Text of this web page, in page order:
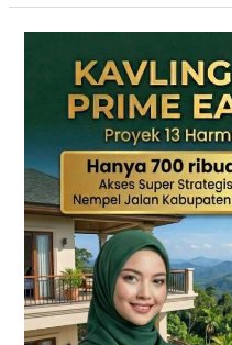
HARMONI
BOGOR
|
SHM
Pecah
Sertifikat
|
Dekat
Tol